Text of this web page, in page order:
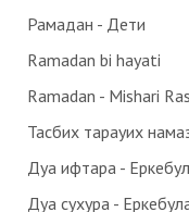
Рамадан - Дети
Ramadan bi hayati
Ramadan - Mishari
Дуа ифтара -
Дуа сухура -